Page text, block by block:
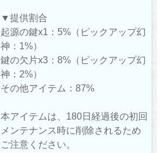
▼提供割合
起源の鍵x1：5%（ピックアップ幻
神：1%）
鍵の欠片x3：8%（ピックアップ幻
神：2%）
その他アイテム：87%
本アイテムは、180日経過後の初回
メンテナンス時に削除されるため
ご注意ください。